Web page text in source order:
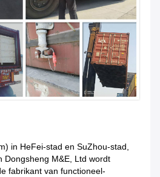
in HeFei-stad en SuZhou-stad,
Dongsheng M&E, Ltd wordt
fabrikant van functioneel-